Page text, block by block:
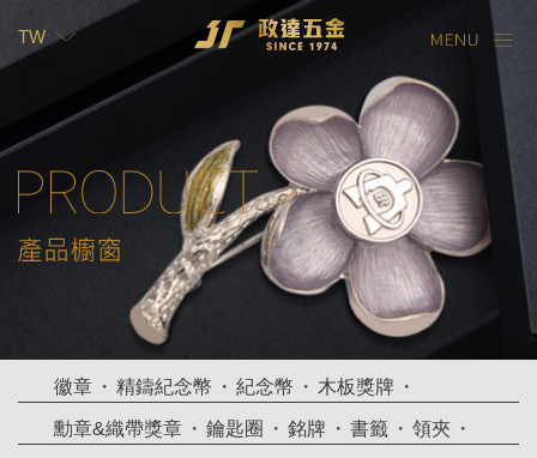
TW
徽章 精鑄紀念幣 紀念幣 木板獎牌
勳章&織帶獎章 鑰匙圈 銘牌 書籤 領夾